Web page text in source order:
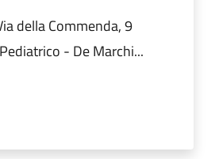
della Commenda, 9
- De Marchi...